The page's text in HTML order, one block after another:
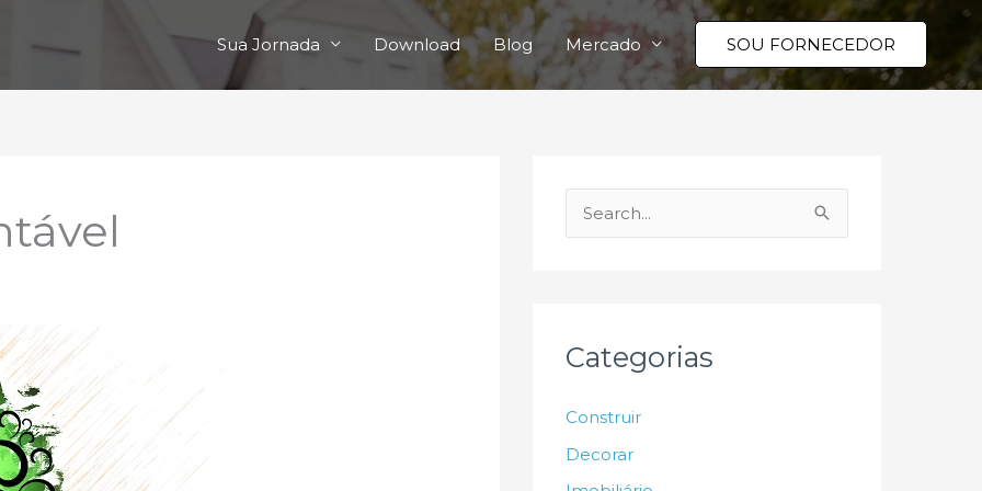
Sua Jornada Download Blog Mercado SOU FORNECEDOR
e
i
r
Categorias
Construir
Decorar